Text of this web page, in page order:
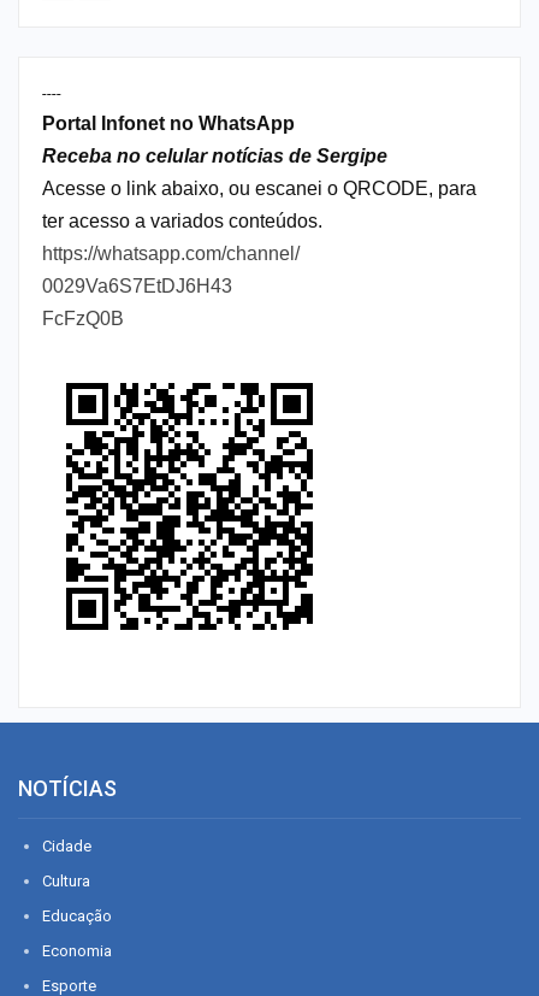
----
Portal Infonet no WhatsApp
Receba no celular notícias de Sergipe
Acesse o link abaixo, ou escanei o QRCODE, para
ter acesso a variados conteúdos.
https://whatsapp.com/channel/
0029Va6S7EtDJ6H43
FcFzQ0B
NOTÍCIAS
Cidade
Cultura
Educação
Economia
Esporte